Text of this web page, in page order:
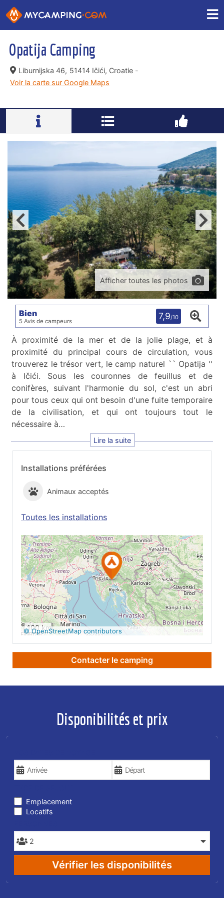
Opatija Camping
Liburnijska 46, 51414 Ičići, Croatie -
Voir la carte sur Google Maps
Installations préférées
Animaux acceptés
Toutes les installations
Voir sur Google
Maps
100 km
© OpenStreetMap contributors
Contacter le camping
Afficher toutes les photos
Bien
5 Avis de campeurs 7,9/10
À proximité de la mer et de la jolie plage, et à
proximité du principal cours de circulation, vous
trouverez le trésor vert, le camp naturel `` Opatija ''
à Ičići. Sous les couronnes de feuillus et de
conifères, suivant l'harmonie du sol, c'est un abri
pour tous ceux qui ont besoin d'une fuite temporaire
de la civilisation, et qui ont toujours tout le
nécessaire à…
Disponibilités et prix
Emplacement
Locatifs
Vérifier les disponibilités